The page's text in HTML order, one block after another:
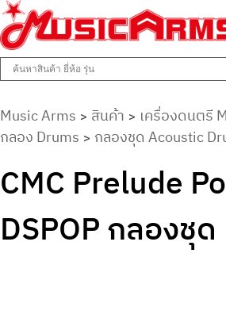
Music Arms
ศูนย์รวมครื่องดนตรีทุกชนิด ตั้งแต่เริ่มต้นถึงมื
Music Arms > สินค้า > เครื่องดนตรี
กลอง Drums > กลองชุด Acoustic
CMC Prelude
DSPOP กลองชุด